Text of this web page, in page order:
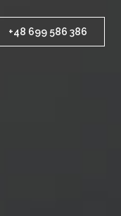
+48 699 586 386